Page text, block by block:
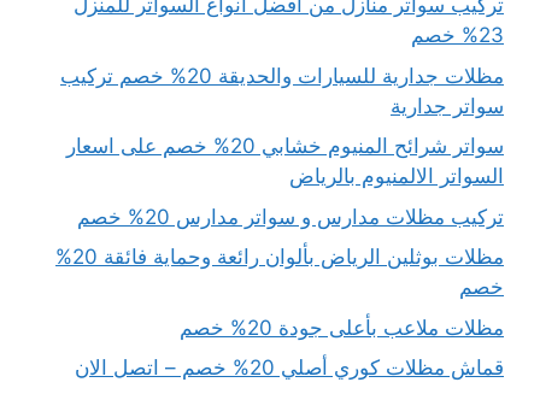
تركيب سواتر منازل من افضل انواع السواتر للمنزل
23% خصم
مظلات جدارية للسيارات والحديقة 20% خصم تركيب
سواتر جدارية
سواتر شرائح المنيوم خشابي 20% خصم على اسعار
السواتر الالمنيوم بالرياض
تركيب مظلات مدارس و سواتر مدارس 20% خصم
مظلات بوثلين الرياض بألوان رائعة وحماية فائقة 20%
خصم
مظلات ملاعب بأعلى جودة 20% خصم
قماش مظلات كوري أصلي 20% خصم – اتصل الان